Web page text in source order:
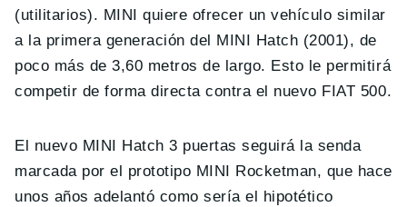
(utilitarios). MINI quiere ofrecer un vehículo similar
a la primera generación del MINI Hatch (2001), de
poco más de 3,60 metros de largo. Esto le permitirá
competir de forma directa contra el nuevo FIAT 500.
El nuevo MINI Hatch 3 puertas seguirá la senda
marcada por el prototipo MINI Rocketman, que hace
unos años adelantó como sería el hipotético